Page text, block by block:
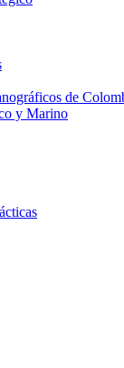
de
y Marino